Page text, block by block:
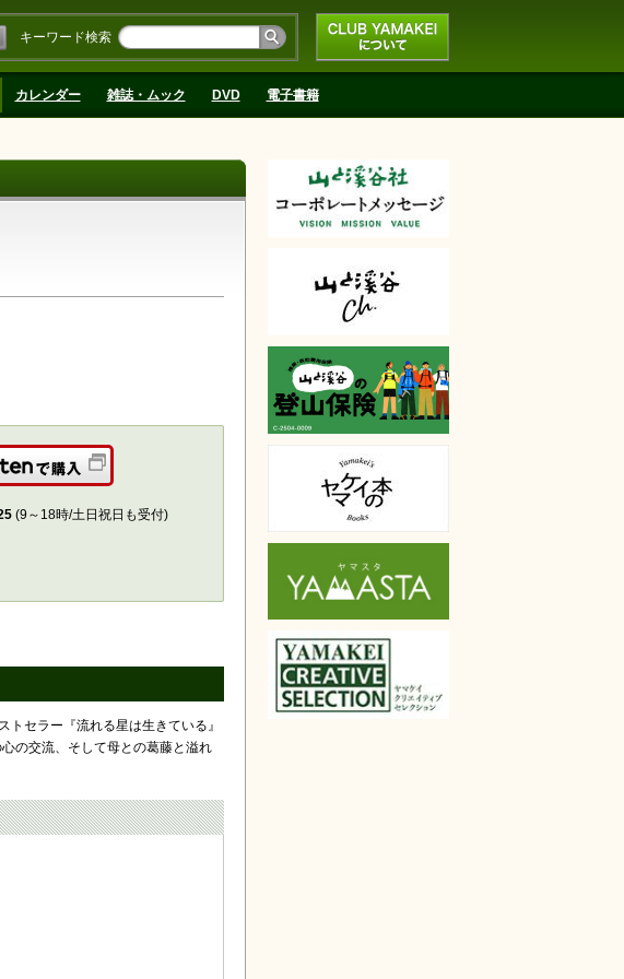
CLUB YAMAKEIにつ
いて
キーワード検索
カレンダー 雑誌・ムック DVD 電子書籍
楽天で購入
(9～18時/土日祝日も受付)
セラー『流れる星は生きている』
の交流、そして母との葛藤と溢れ